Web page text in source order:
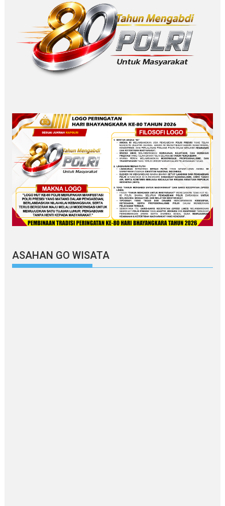
ASAHAN GO WISATA